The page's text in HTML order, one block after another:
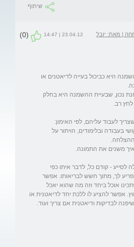
שיתוף
| מאת: יובל
23.04.12 | 14:47
(0)
היא כביכול בעייה לדיאטנים או
נכון, שבעיית ההשמנה היא בחלק
בעבודה ובלימודים, הויתור על
לסייע - קודם כל, לדבר איתו כפי
לך, מתוך חשש לבריאותו. אפשר
אוכל ביחד וזה מה שהוא יאכל
אפשר להציע לו ללכת יחד לדיאטנית או